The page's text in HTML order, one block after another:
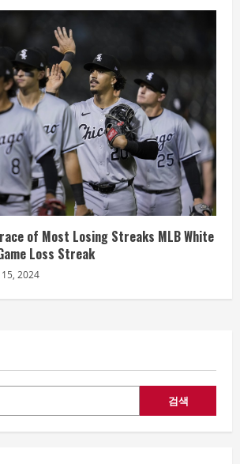
of Most Losing Streaks MLB White
Loss Streak
2024
검색